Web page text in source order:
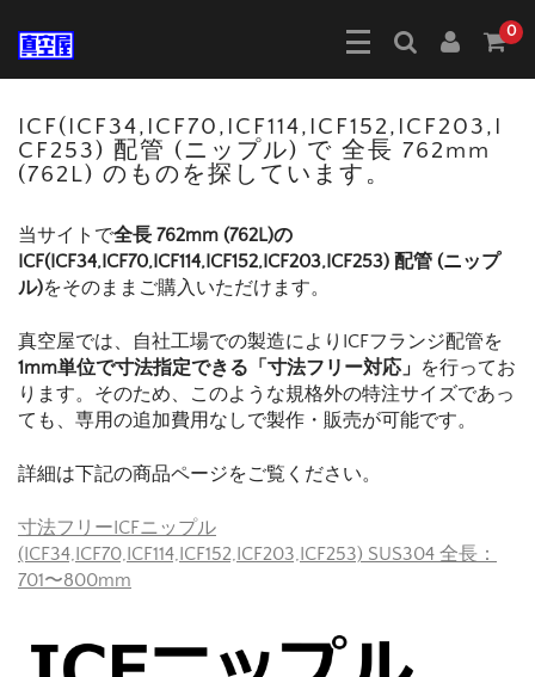
0
ICF(ICF34,ICF70,ICF114,ICF152,ICF203,I
CF253) 配管 (ニップル) で 全長 762mm
(762L) のものを探しています。
当サイトで全長 762mm (762L)の
ICF(ICF34,ICF70,ICF114,ICF152,ICF203,ICF253) 配管 (ニップ
ル)をそのままご購入いただけます。
真空屋では、自社工場での製造によりICFフランジ配管を
1mm単位で寸法指定できる「寸法フリー対応」 を行ってお
ります。そのため、このような規格外の特注サイズであっ
ても、専用の追加費用なしで製作・販売が可能です。
詳細は下記の商品ページをご覧ください。
寸法フリーICFニップル
(ICF34,ICF70,ICF114,ICF152,ICF203,ICF253) SUS304 全長：
701〜800mm